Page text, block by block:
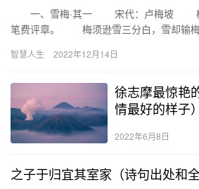
一、雪梅·其一 宋代：卢梅坡 梅
笔费评章。 梅须逊雪三分白，雪
智慧人生 2022年12月14日
徐志摩最惊艳
情最好的样子）
2022年6月8日
之子于归宜其室家（诗句出处和全